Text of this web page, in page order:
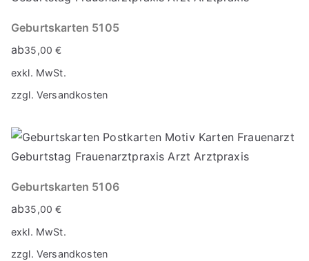
Geburtskarten 5105
ab35,00€
exkl. MwSt.
zzgl. Versandkosten
Geburtskarten 5106
ab35,00€
exkl. MwSt.
zzgl. Versandkosten